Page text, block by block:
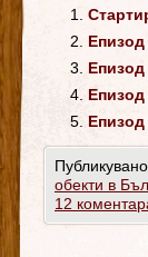
обекти в
12